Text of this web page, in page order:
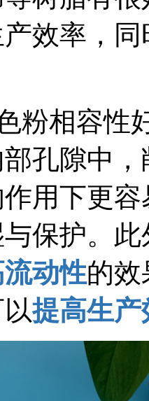
效率，
粉相容性
孔隙中
用下更
保护。
动性的
提高生